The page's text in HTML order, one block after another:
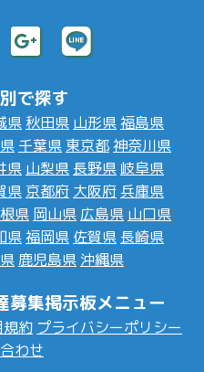
で探す
県 秋田県 山形県福島県
千葉県 東京都神奈川県
県 山梨県 長野県 岐阜県
県 京都府 大阪府 兵庫県
県 岡山県 広島県 山口県
県福岡県 佐賀県 長崎県
鹿児島県 沖縄県
募集掲示板メニュー
約 プライバシーポリシー
わせ